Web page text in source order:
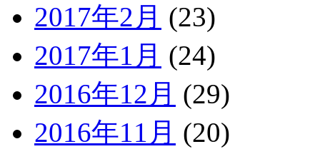
2017年2月 (23)
2017年1月 (24)
2016年12月 (29)
2016年11月 (20)